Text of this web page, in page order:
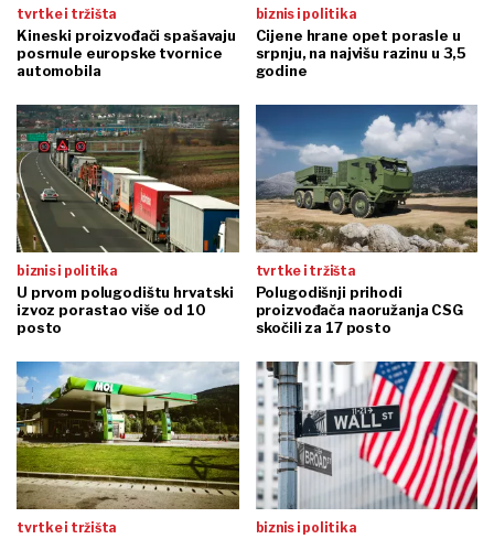
tvrtke i tržišta
Kineski proizvođači spašavaju
posrnule europske tvornice
automobila
biznis i politika
Cijene hrane opet porasle u
srpnju, na najvišu razinu u 3,5
godine
biznis i politika
U prvom polugodištu hrvatski
izvoz porastao više od 10
posto
tvrtke i tržišta
Polugodišnji prihodi
proizvođača naoružanja CSG
skočili za 17 posto
tvrtke i tržišta biznis i politika